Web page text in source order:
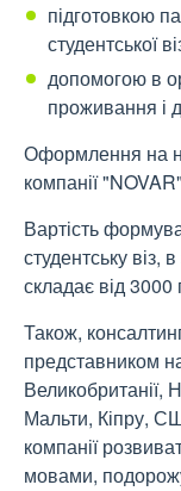
підготовкою
студентської
допомогою в
проживання і
Оформлення на
компанії
Вартість
студентську віз,
складає від 3000
Також,
представником
Великобританії,
Мальти, Кіпру,
компанії
мовами,